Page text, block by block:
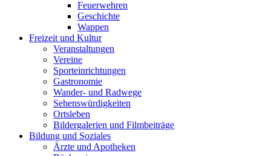
Feuerwehren
Geschichte
Wappen
Freizeit und Kultur
Veranstaltungen
Vereine
Sporteinrichtungen
Gastronomie
Wander- und Radwege
Sehenswürdigkeiten
Ortsleben
Bildergalerien und Filmbeiträge
Bildung und Soziales
Ärzte und Apotheken